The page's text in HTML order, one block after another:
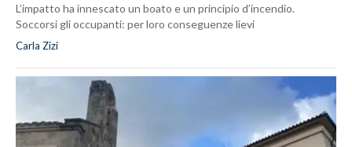
L’impatto ha innescato un boato e un principio d’incendio.
Soccorsi gli occupanti: per loro conseguenze lievi
Carla Zizi